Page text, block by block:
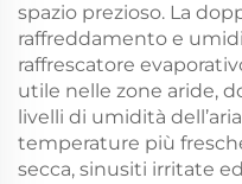
spazio prezioso. La
raffreddamento e
raffrescatore
utile nelle zone aride,
livelli di umidità
temperature più
secca, sinusiti irritate